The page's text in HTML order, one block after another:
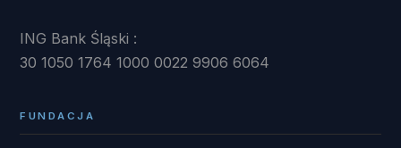
ING Bank Śląski :
30 1050 1764 1000 0022 9906 6064
FUNDACJA